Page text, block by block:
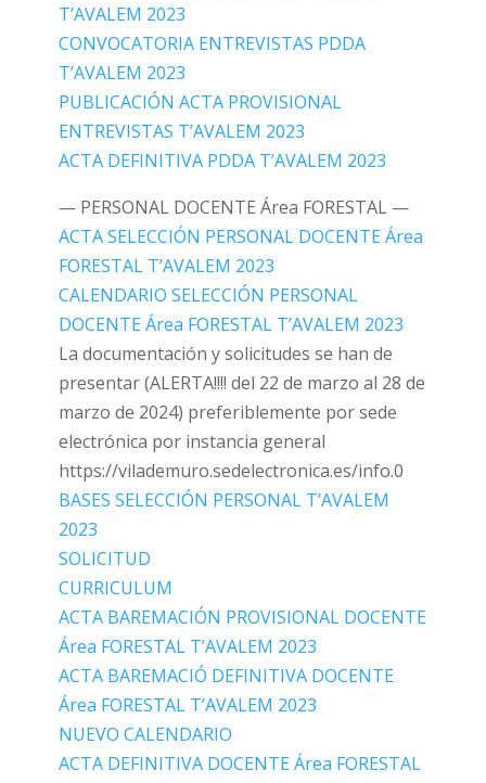
T’AVALEM 2023
CONVOCATORIA ENTREVISTAS PDDA
T’AVALEM 2023
PUBLICACIÓN ACTA PROVISIONAL
ENTREVISTAS T’AVALEM 2023
ACTA DEFINITIVA PDDA T’AVALEM 2023
— PERSONAL DOCENTE Área FORESTAL —
ACTA SELECCIÓN PERSONAL DOCENTE Área
FORESTAL T’AVALEM 2023
CALENDARIO SELECCIÓN PERSONAL
DOCENTE Área FORESTAL T’AVALEM 2023
La documentación y solicitudes se han de
presentar (ALERTA!!!! del 22 de marzo al 28 de
marzo de 2024) preferiblemente por sede
electrónica por instancia general
https://vilademuro.sedelectronica.es/info.0
BASES SELECCIÓN PERSONAL T’AVALEM
2023
SOLICITUD
CURRICULUM
ACTA BAREMACIÓN PROVISIONAL DOCENTE
Área FORESTAL T’AVALEM 2023
ACTA BAREMACIÓ DEFINITIVA DOCENTE
Área FORESTAL T’AVALEM 2023
NUEVO CALENDARIO
ACTA DEFINITIVA DOCENTE Área FORESTAL